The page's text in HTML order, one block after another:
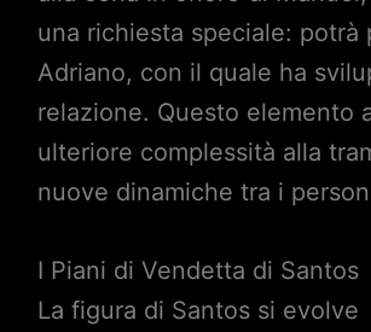
una richiesta speciale: potrà
Adriano, con il quale ha
relazione. Questo elemento
ulteriore complessità alla
nuove dinamiche tra i
I Piani di Vendetta di Santos
La figura di Santos si evolve